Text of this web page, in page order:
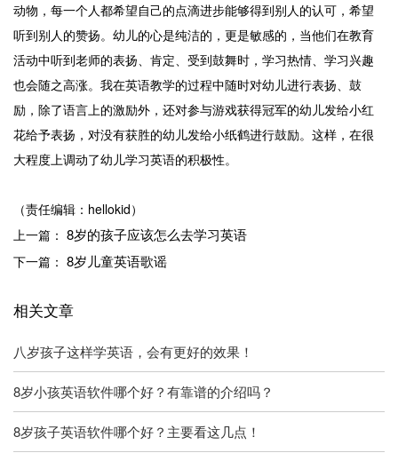
动物，每一个人都希望自己的点滴进步能够得到别人的认可，希望
听到别人的赞扬。幼儿的心是纯洁的，更是敏感的，当他们在教育
活动中听到老师的表扬、肯定、受到鼓舞时，学习热情、学习兴趣
也会随之高涨。我在英语教学的过程中随时对幼儿进行表扬、鼓
励，除了语言上的激励外，还对参与游戏获得冠军的幼儿发给小红
花给予表扬，对没有获胜的幼儿发给小纸鹤进行鼓励。这样，在很
大程度上调动了幼儿学习英语的积极性。
（责任编辑：hellokid）
上一篇： 8岁的孩子应该怎么去学习英语
下一篇： 8岁儿童英语歌谣
相关文章
八岁孩子这样学英语，会有更好的效果！
8岁小孩英语软件哪个好？有靠谱的介绍吗？
8岁孩子英语软件哪个好？主要看这几点！